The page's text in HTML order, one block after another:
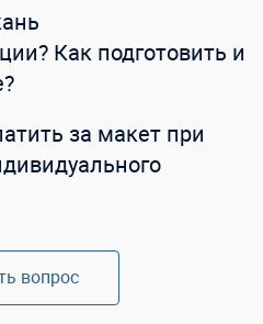
Как подготовить и
за макет при
вопрос